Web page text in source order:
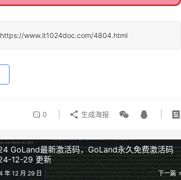
https://www.it1024doc.com/4804.html
0 生成海报
GoLand最新激活码，GoLand永久免费激活码
12-29 更新
下一篇
年 12 月 29 日